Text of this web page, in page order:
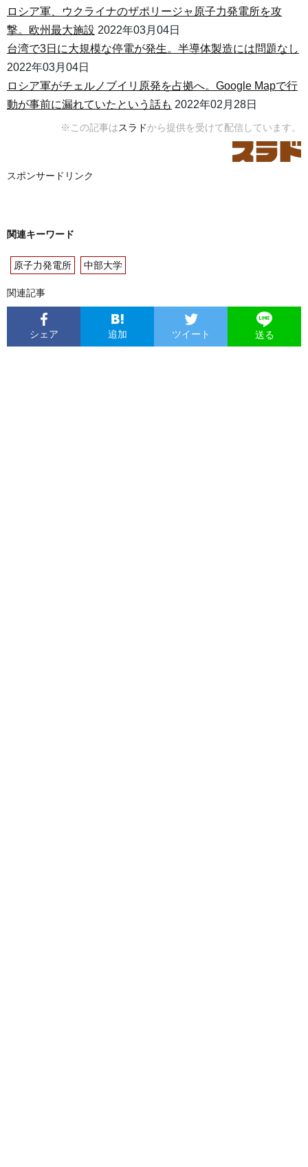
ロシア軍、ウクライナのザポリージャ原子力発電所を攻
撃。欧州最大施設 2022年03月04日
台湾で3日に大規模な停電が発生。半導体製造には問題なし
2022年03月04日
ロシア軍がチェルノブイリ原発を占拠へ。Google Mapで行
動が事前に漏れていたという話も 2022年02月28日
※この記事はスラドから提供を受けて配信しています。
スポンサードリンク
関連キーワード
原子力発電所 中部大学
関連記事
シェア 追加 ツイート 送る